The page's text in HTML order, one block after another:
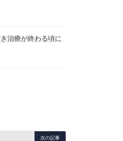
治療が終わる頃に
次の記事